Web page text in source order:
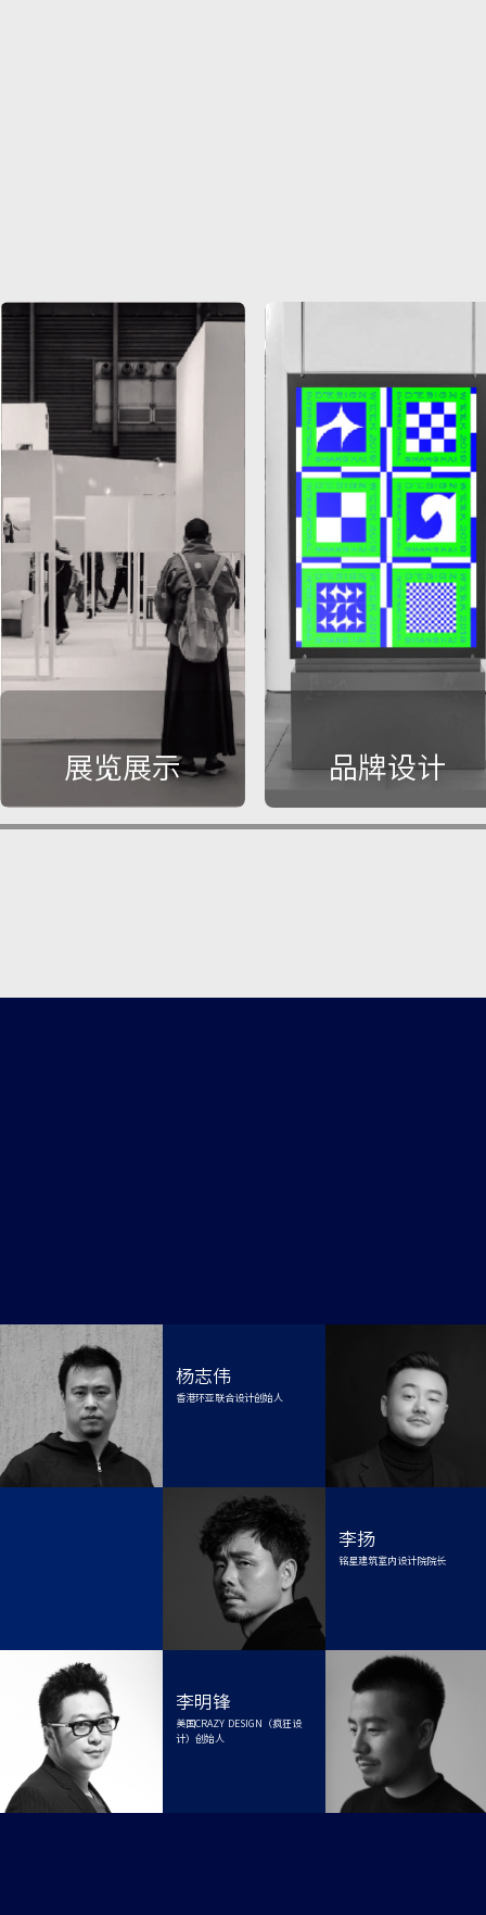
展览展示 品牌设计
杨志伟
香港环亚联合设计创始人
李扬
铭星建筑室内设计院院长
李明锋
美国CRAZY DESIGN（疯狂设
计）创始人